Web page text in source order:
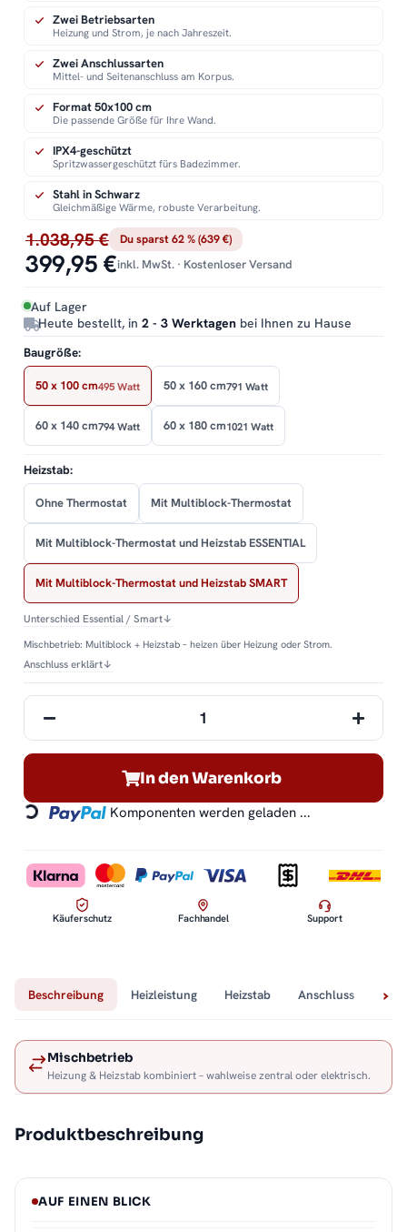
1.038,95 € Du sparst 62 % (639 €)
399,95 €inkl. MwSt. · Kostenloser Versand
Auf Lager
Heute bestellt, in 2 - 3 Werktagen bei Ihnen zu Hause
Zwei Betriebsarten
Heizung und Strom, je nach Jahreszeit.
Zwei Anschlussarten
Mittel- und Seitenanschluss am Korpus.
Format 50x100 cm
Die passende Größe für Ihre Wand.
IPX4-geschützt
Spritzwassergeschützt fürs Badezimmer.
Stahl in Schwarz
Gleichmäßige Wärme, robuste Verarbeitung.
Baugröße:
50 x 100 cm495 Watt 50 x 160 cm791 Watt
60 x 140 cm794 Watt 60 x 180 cm1021 Watt
Heizstab:
Ohne Thermostat Mit Multiblock-Thermostat
Mit Multiblock-Thermostat und Heizstab ESSENTIAL
Mit Multiblock-Thermostat und Heizstab SMART
Unterschied Essential / Smart↓
Mischbetrieb: Multiblock + Heizstab – heizen über Heizung oder Strom.
Anschluss erklärt↓
In den Warenkorb
Loading... Komponenten werden geladen ...
Käuferschutz Fachhandel Support
Beschreibung Heizleistung Heizstab Anschluss
Mischbetrieb
Heizung & Heizstab kombiniert – wahlweise zentral oder elektrisch.
Produktbeschreibung
AUF EINEN BLICK